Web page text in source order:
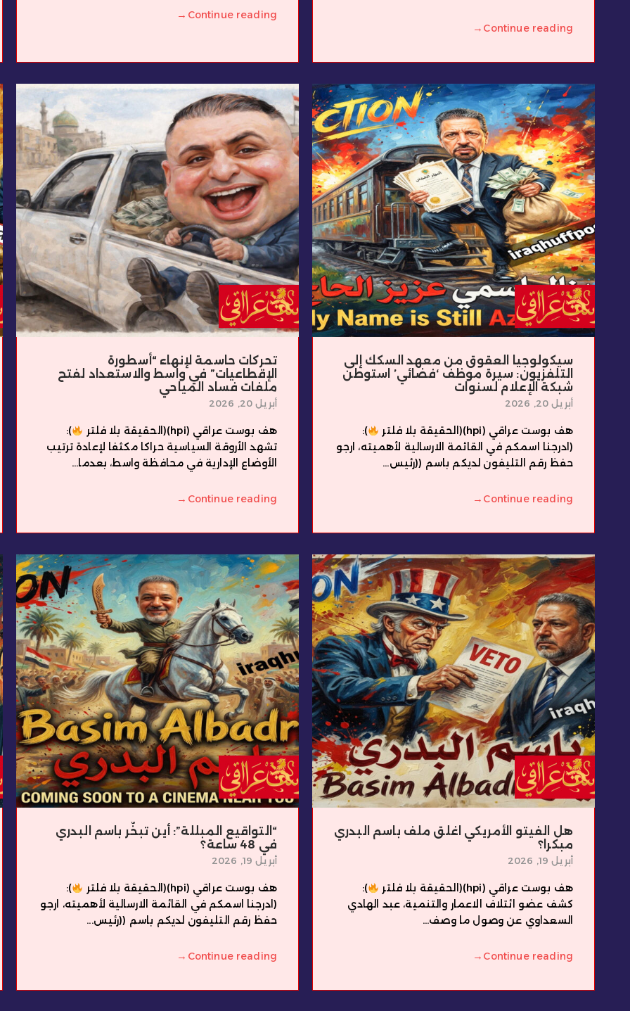
Continue reading
→
Continue reading
→
سيكولوجيا العقوق من معهد السكك إلى
التلفزيون: سيرة موظف ‘فضائي’ استوطن
شبكة الإعلام لسنوات
أبريل 20, 2026
هف بوست عراقي (hpi)(الحقيقة بلا فلتر
):
(ادرجنا اسمكم في القائمة الارسالية لأهميته، ارجو
حفظ رقم التليفون لديكم باسم ((رئيس...
Continue reading
→
تحركات حاسمة لإنهاء “أسطورة
الإقطاعيات” في واسط والاستعداد لفتح
ملفات فساد المياحي
أبريل 20, 2026
هف بوست عراقي (hpi)(الحقيقة بلا فلتر
):
تشهد الأروقة السياسية حراكا مكثفا لإعادة ترتيب
الأوضاع الإدارية في محافظة واسط، بعدما...
Continue reading
→
هل الفيتو الأمريكي اغلق ملف باسم البدري
مبكرا؟
أبريل 19, 2026
هف بوست عراقي (hpi)(الحقيقة بلا فلتر
):
كشف عضو ائتلاف الاعمار والتنمية، عبد الهادي
السعداوي عن وصول ما وصف...
Continue reading
→
“التواقيع المبللة”: أين تبخّر باسم البدري
في 48 ساعة؟
أبريل 19, 2026
هف بوست عراقي (hpi)(الحقيقة بلا فلتر
):
(ادرجنا اسمكم في القائمة الارسالية لأهميته، ارجو
حفظ رقم التليفون لديكم باسم ((رئيس...
Continue reading
→